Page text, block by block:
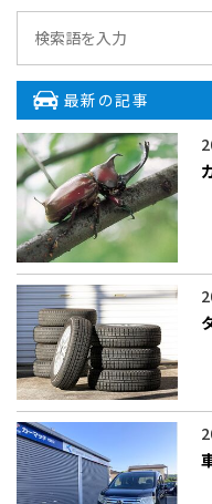
最新の記事